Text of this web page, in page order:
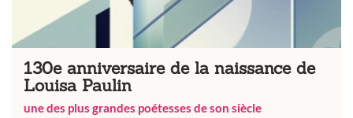
130e anniversaire de la naissance de
Louisa Paulin
une des plus grandes poétesses de son siècle